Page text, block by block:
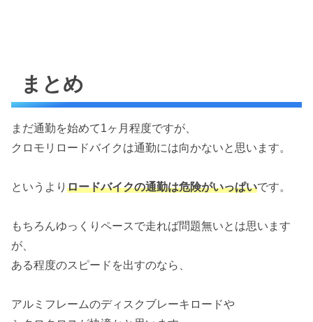
まとめ
まだ通勤を始めて1ヶ月程度ですが、
クロモリロードバイクは通勤には向かないと思います。
というより ロードバイクの通勤は危険がいっぱいです。
もちろんゆっくりペースで走れば問題無いとは思います
が、
ある程度のスピードを出すのなら、
アルミフレームのディスクブレーキロードや